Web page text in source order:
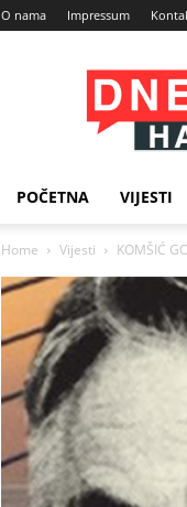
O nama Impressum
POČETNA VIJESTI
Home Vijesti KOMŠIĆ